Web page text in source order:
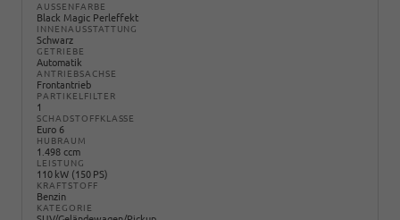
AUSSENFARBE
Black Magic Perleffekt
INNENAUSSTATTUNG
Schwarz
GETRIEBE
Automatik
ANTRIEBSACHSE
Frontantrieb
PARTIKELFILTER
1
SCHADSTOFFKLASSE
Euro 6
HUBRAUM
1.498 ccm
LEISTUNG
110 kW (150 PS)
KRAFTSTOFF
Benzin
KATEGORIE